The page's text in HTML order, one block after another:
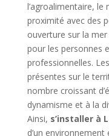
l’agroalimentaire, le
proximité avec des
ouverture sur la
pour les personnes
professionnelles.
présentes sur le
nombre croissant
dynamisme et à la
Ainsi, s’installer à
d’un